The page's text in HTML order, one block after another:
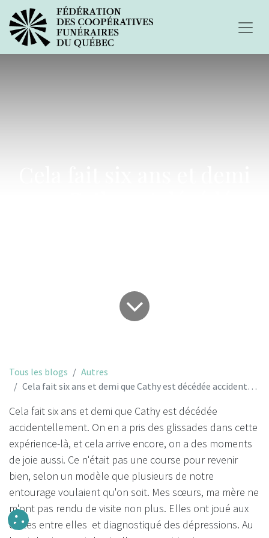
Tous les blogs
Autres
Cela fait six ans et demi que Cathy est décédée accidentellement...
Cela fait six ans et demi que Cathy est décédée
accidentellement. On en a pris des glissades dans cette
expérience-là, et cela arrive encore, on a des moments
de joie aussi. Ce n'était pas une course pour revenir
bien, selon un modèle que plusieurs de notre
entourage voulaient qu'on soit. Mes sœurs, ma mère ne
m'ont pas rendu de visite non plus. Elles ont joué aux
cartes entre elles et diagnostiqué des dépressions. Au